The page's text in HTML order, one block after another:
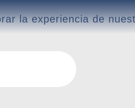
la experiencia de